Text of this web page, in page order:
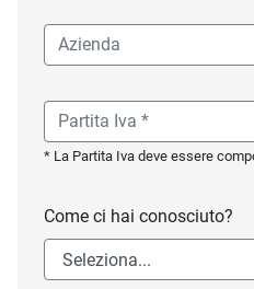
* La Partita Iva deve essere
Come ci hai conosciuto?